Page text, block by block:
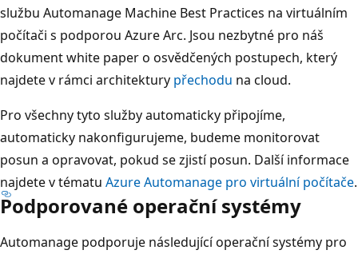
službu Automanage Machine Best Practices na virtuálním
počítači s podporou Azure Arc. Jsou nezbytné pro náš
dokument white paper o osvědčených postupech, který
najdete v rámci architektury přechodu na cloud.
Pro všechny tyto služby automaticky připojíme,
automaticky nakonfigurujeme, budeme monitorovat
posun a opravovat, pokud se zjistí posun. Další informace
najdete v tématu Azure Automanage pro virtuální počítače.
Podporované operační systémy
Automanage podporuje následující operační systémy pro